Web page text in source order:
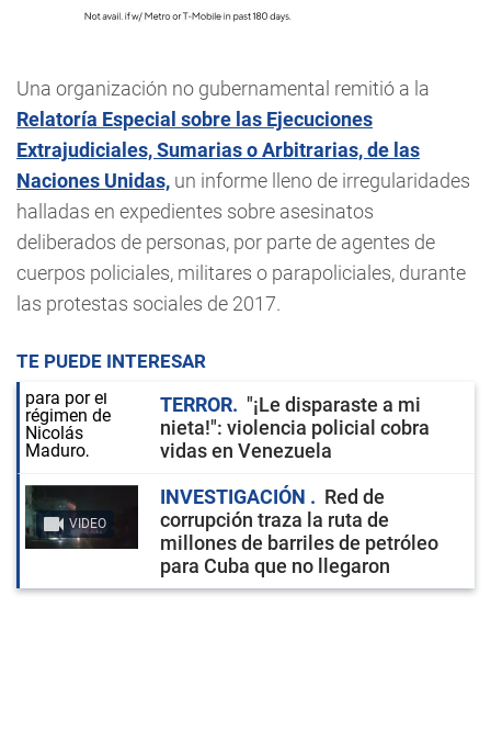
Una organización no gubernamental remitió a la
Relatoría Especial sobre las Ejecuciones
Extrajudiciales, Sumarias o Arbitrarias, de las
Naciones Unidas, un informe lleno de irregularidades
halladas en expedientes sobre asesinatos
deliberados de personas, por parte de agentes de
cuerpos policiales, militares o parapoliciales, durante
las protestas sociales de 2017.
TE PUEDE INTERESAR
TERROR
"¡Le disparaste a mi
nieta!": violencia policial cobra
vidas en Venezuela
VIDEO
INVESTIGACIÓN
Red de
corrupción traza la ruta de
millones de barriles de petróleo
para Cuba que no llegaron